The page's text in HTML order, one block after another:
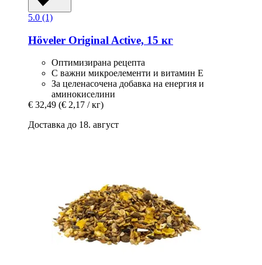
5.0 (1)
Höveler Original Active, 15 кг
Оптимизирана рецепта
С важни микроелементи и витамин Е
За целенасочена добавка на енергия и
аминокиселини
€ 32,49 (€ 2,17 / кг)
Доставка до 18. август